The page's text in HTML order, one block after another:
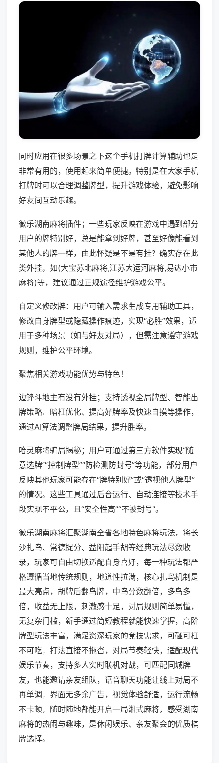
同时应用在很多场景之下这个手机打牌计算辅助也是
非常有用的，使用起来简单便捷。特别是在大家手机
打牌时可以合理调整牌型，提升游戏体验，避免影响
好友间互动乐趣。
微乐湖南麻将插件；一些玩家反映在游戏中遇到部分
用户的牌特别好，总是能拿到好牌，甚至好像能看到
其他人的牌一样，由此怀疑是不是有挂？确实存在此
类外挂。如(大宝苏北麻将,江苏大运河麻将,易达小市
麻将)等，建议通过正规途径维护游戏公平。
自定义修改牌：用户可输入需求生成专用辅助工具，
修改自身牌型或隐藏操作痕迹，实现“必胜”效果，适
用于多种场景（如与好友对局），但需注意遵守游戏
规则，维护公平环境。
聚焦相关游戏功能优势与特色！
边锋斗地主有没有外挂；支持透视全局牌型、智能出
牌策略、暗杠优化、提高好牌率及快速自摸等操作，
通过AI算法调整牌局结果，提升胜率。
哈灵麻将骗局揭秘；用户可通过第三方软件实现“随
意选牌”“控制牌型”“防检测防封号”等功能，部分用户
反映其他玩家可能存在“牌特别好”或“透视他人牌型”
的情况。这些工具通过后台运行、自动连接等技术手
段实现不平公，且“安全性高”“不被封号”。
微乐湖南麻将汇聚湖南全省各地特色麻将玩法，将长
沙扎鸟、常德捉分、益阳起手胡等经典玩法尽数收
录，玩家可自由切换适配自身喜好，每一种玩法都严
格遵循当地传统规则，地道性拉满，核心扎鸟机制是
最大亮点，胡牌后翻鸟牌，中鸟分数翻倍，多鸟多
倍，收益无上限，刺激感十足，对局规则简单易懂，
无复杂门槛，新手通过简短教程就能快速掌握，高阶
牌型玩法丰富，满足资深玩家的竞技需求，可碰可杠
不可吃，打法直接不拖沓，对局节奏轻快，适配现代
娱乐节奏，支持多人实时联机对战，可匹配同城牌
友，也能邀请亲友组队，语音聊天功能让线上对局不
再单调，界面无多余广告，视觉体验舒适，运行流畅
不卡顿，随时随地都能开启一局湘式麻将，感受湖南
麻将的热闹与趣味，是休闲娱乐、亲友聚会的优质棋
牌选择。